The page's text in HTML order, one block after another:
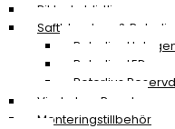
Riktade blixtljus
Saftblandare & Rotorljus
Rotorljus
Rotorljus LED
Rotorljus
Vindruta – Panel
Monteringstillbehör